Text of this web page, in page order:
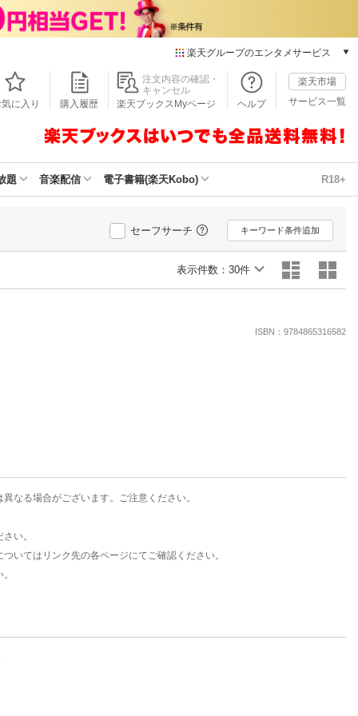
楽天グループのエンタメサービス
本/ゲーム/CD/DVD
楽天ブックス
楽天Kobo
動画配信
楽天TV
動画配信ガイド
気に入り 購入履歴
注文内容の確認・
キャンセル
楽天ブックスMyページ
ヘルプ
楽天市場
サービス一覧
題 音楽配信 電子書籍(楽天Kobo) R18+
セーフサーチ キーワード条件追加
表示件数： 30件
ISBN：9784865316582
なる場合がございます。ご注意ください。
い。
いてはリンク先の各ページにてご確認ください。